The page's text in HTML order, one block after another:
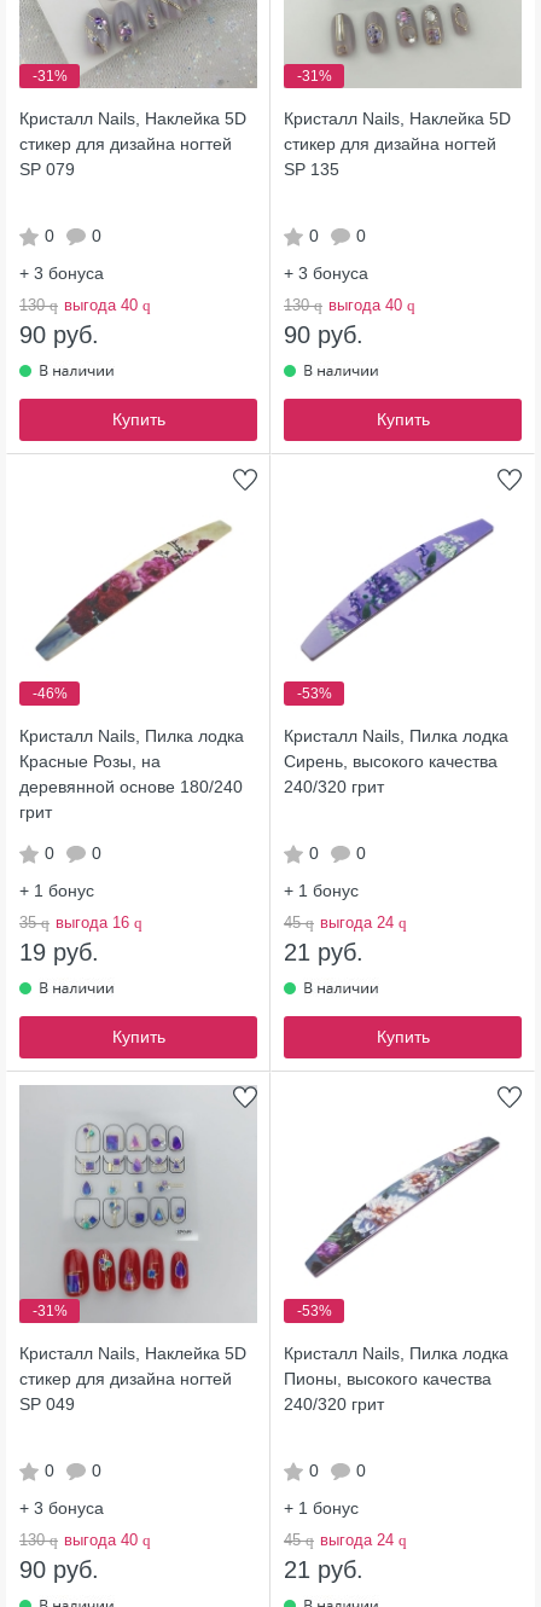
-31%
Кристалл Nails, Наклейка 5D
стикер для дизайна ногтей
SP 079
0
0
+ 3 бонуса
130q выгода 40 q
90 руб.
Купить
-31%
Кристалл Nails, Наклейка 5D
стикер для дизайна ногтей
SP 135
0
0
+ 3 бонуса
130q выгода 40 q
90 руб.
Купить
-46%
Кристалл Nails, Пилка лодка
Красные Розы, на
деревянной основе 180/240
грит
0
0
+ 1 бонус
35q выгода 16 q
19 руб.
Купить
-53%
Кристалл Nails, Пилка лодка
Сирень, высокого качества
240/320 грит
0
0
+ 1 бонус
45q выгода 24 q
21 руб.
Купить
-31%
Кристалл Nails, Наклейка 5D
стикер для дизайна ногтей
SP 049
0
0
+ 3 бонуса
130q выгода 40 q
90 руб.
-53%
Кристалл Nails, Пилка лодка
Пионы, высокого качества
240/320 грит
0
0
+ 1 бонус
45q выгода 24 q
21 руб.